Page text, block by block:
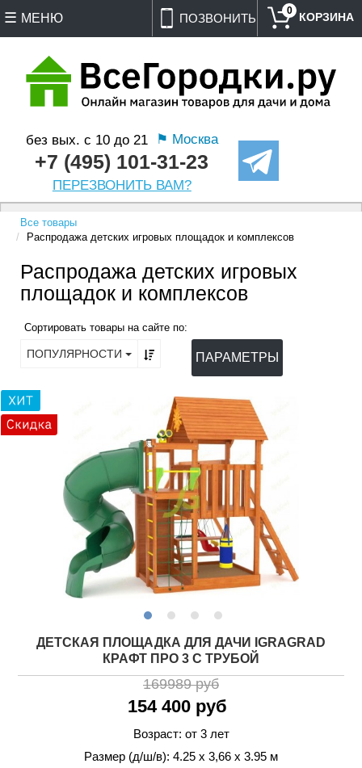
ПОЗВОНИТЬ
без вых. с 10 до 21 ⚑ Москва
+7 (495) 101-31-23
ПЕРЕЗВОНИТЬ ВАМ?
0
МЕНЮ
Все товары
Распродажа детских игровых площадок и комплексов
Распродажа детских игровых
площадок и комплексов
Сортировать товары на сайте по:
ПОПУЛЯРНОСТИ ПАРАМЕТРЫ
ДЕТСКАЯ ПЛОЩАДКА ДЛЯ ДАЧИ IGRAGRAD
КРАФТ ПРО 3 С ТРУБОЙ
169989 руб
154 400 руб
Возраст: от 3 лет
Размер (д/ш/в): 4.25 х 3,66 х 3.95 м